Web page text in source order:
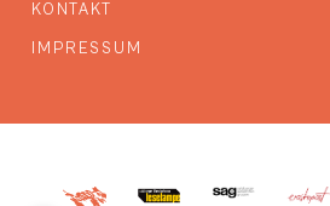
KONTAKT
IMPRESSUM